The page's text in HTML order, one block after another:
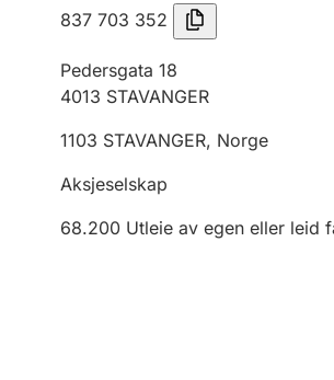
837 703 352
Pedersgata 18
4013 STAVANGER
1103 STAVANGER, Norge
Aksjeselskap
68.200 Utleie av egen eller leid